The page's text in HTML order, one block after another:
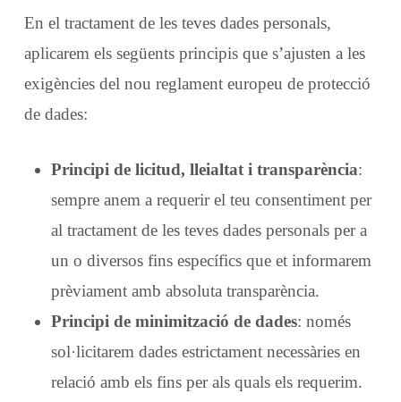
En el tractament de les teves dades personals,
aplicarem els següents principis que s’ajusten a les
exigències del nou reglament europeu de protecció
de dades:
Principi de licitud, lleialtat i transparència:
sempre anem a requerir el teu consentiment per
al tractament de les teves dades personals per a
un o diversos fins específics que et informarem
prèviament amb absoluta transparència.
Principi de minimització de dades: només
sol·licitarem dades estrictament necessàries en
relació amb els fins per als quals els requerim.